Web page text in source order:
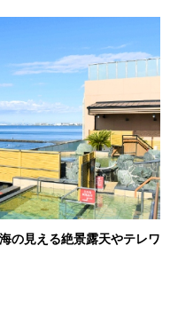
の見える絶景露天やテレワ